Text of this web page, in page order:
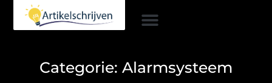
Categorie: Alarmsysteem